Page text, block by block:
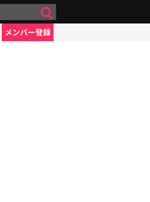
メンバー登録